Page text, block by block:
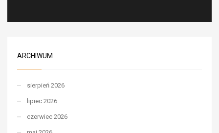
ARCHIWUM
sierpień 2026
lipiec 2026
czerwiec 2026